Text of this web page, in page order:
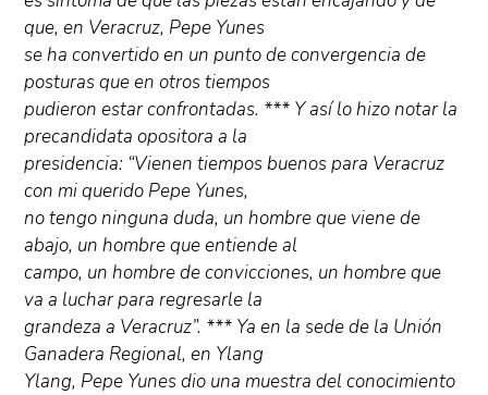
que, en Veracruz, Pepe Yunes
se ha convertido en un punto de convergencia de
posturas que en otros tiempos
pudieron estar confrontadas. *** Y así lo hizo notar la
precandidata opositora a la
presidencia: “Vienen tiempos buenos para Veracruz
con mi querido Pepe Yunes,
no tengo ninguna duda, un hombre que viene de
abajo, un hombre que entiende al
campo, un hombre de convicciones, un hombre que
va a luchar para regresarle la
grandeza a Veracruz”. *** Ya en la sede de la Unión
Ganadera Regional, en Ylang
Ylang, Pepe Yunes dio una muestra del conocimiento